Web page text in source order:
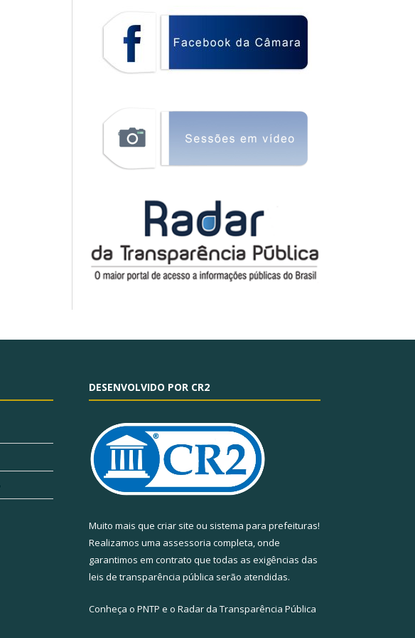
DESENVOLVIDO POR CR2
Muito mais que criar site ou sistema para prefeituras!
Realizamos uma assessoria completa, onde
garantimos em contrato que todas as exigências das
leis de transparência pública serão atendidas.
Conheça o PNTP e o Radar da Transparência Pública